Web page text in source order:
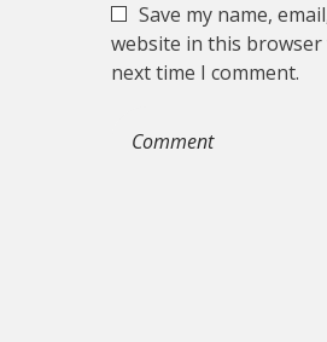
Save my name,
website in this
next time I comment.